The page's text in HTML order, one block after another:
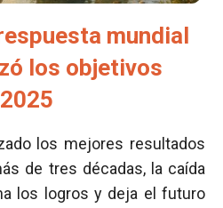
mundial
los objetivos
los mejores resultados
de tres décadas, la caída
los logros y deja el futuro